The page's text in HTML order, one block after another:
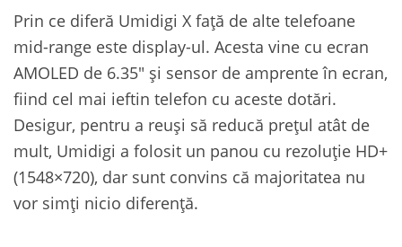
Prin ce diferă Umidigi X față de alte telefoane
mid-range este display-ul. Acesta vine cu ecran
AMOLED de 6.35″ și sensor de amprente în ecran,
fiind cel mai ieftin telefon cu aceste dotări.
Desigur, pentru a reuși să reducă prețul atât de
mult, Umidigi a folosit un panou cu rezoluție HD+
(1548×720), dar sunt convins că majoritatea nu
vor simți nicio diferență.